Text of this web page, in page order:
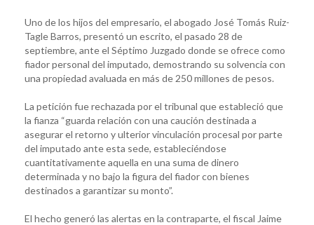
Uno de los hijos del empresario, el abogado José Tomás Ruiz-
Tagle Barros, presentó un escrito, el pasado 28 de
septiembre, ante el Séptimo Juzgado donde se ofrece como
fiador personal del imputado, demostrando su solvencia con
una propiedad avaluada en más de 250 millones de pesos.
La petición fue rechazada por el tribunal que estableció que
la fianza “guarda relación con una caución destinada a
asegurar el retorno y ulterior vinculación procesal por parte
del imputado ante esta sede, estableciéndose
cuantitativamente aquella en una suma de dinero
determinada y no bajo la figura del fiador con bienes
destinados a garantizar su monto”.
El hecho generó las alertas en la contraparte, el fiscal Jaime